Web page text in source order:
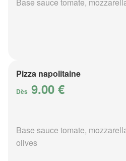
Base sauce tomate,
Pizza napolitaine
Dès 9.00 €
Base sauce tomate,
olives